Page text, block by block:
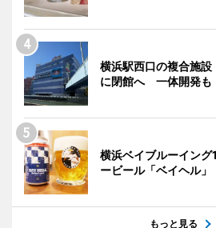
横浜駅西口の複合施
に閉館へ 一体開発も
横浜ベイブルーイン
ービール「ベイヘル」
もっと見る